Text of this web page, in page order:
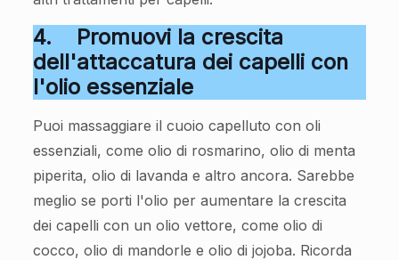
4. Promuovi la crescita
dell'attaccatura dei capelli con
l'olio essenziale
Puoi massaggiare il cuoio capelluto con oli
essenziali, come olio di rosmarino, olio di menta
piperita, olio di lavanda e altro ancora. Sarebbe
meglio se porti l'olio per aumentare la crescita
dei capelli con un olio vettore, come olio di
cocco, olio di mandorle e olio di jojoba. Ricorda